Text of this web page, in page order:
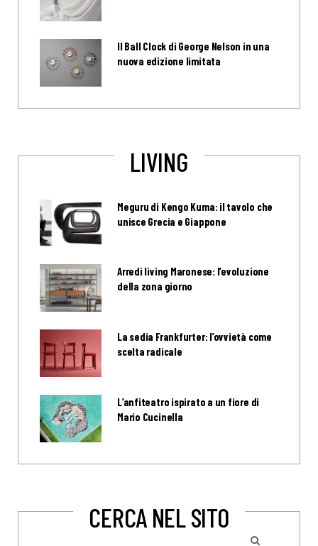
Il Ball Clock di George Nelson in una
nuova edizione limitata
LIVING
Meguru di Kengo Kuma: il tavolo che
unisce Grecia e Giappone
Arredi living Maronese: l’evoluzione
della zona giorno
La sedia Frankfurter: l’ovvietà come
scelta radicale
L’anfiteatro ispirato a un fiore di
Mario Cucinella
CERCA NEL SITO